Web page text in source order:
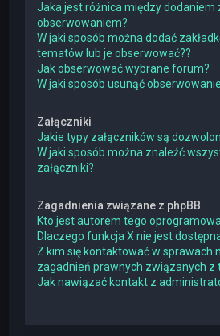
Jaka jest różnica między dodaniem
obserwowaniem?
W jaki sposób można dodać
tematów lub je obserwować??
Jak obserwować wybrane forum?
W jaki sposób usunąć
Załączniki
Jakie typy załączników są
W jaki sposób można znaleźć
załączniki?
Zagadnienia związane z phpBB
Kto jest autorem tego
Dlaczego funkcja X nie jest
Z kim się kontaktować w sprawach
zagadnień prawnych związanych z
Jak nawiązać kontakt z